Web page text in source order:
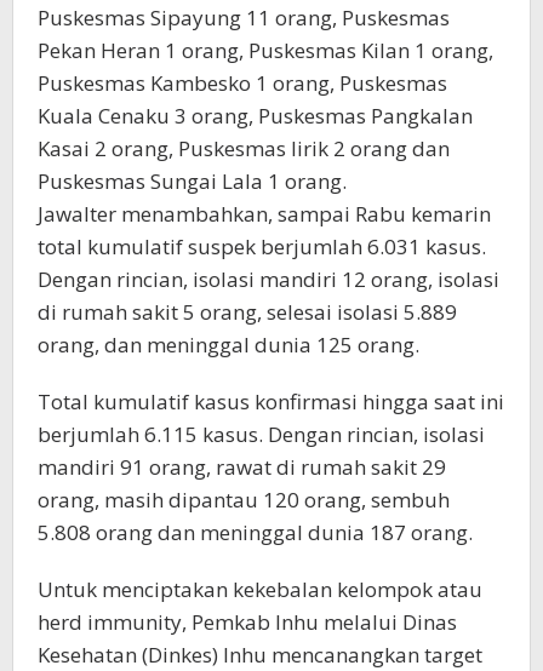
Puskesmas Sipayung 11 orang, Puskesmas
Pekan Heran 1 orang, Puskesmas Kilan 1 orang,
Puskesmas Kambesko 1 orang, Puskesmas
Kuala Cenaku 3 orang, Puskesmas Pangkalan
Kasai 2 orang, Puskesmas lirik 2 orang dan
Puskesmas Sungai Lala 1 orang.
Jawalter menambahkan, sampai Rabu kemarin
total kumulatif suspek berjumlah 6.031 kasus.
Dengan rincian, isolasi mandiri 12 orang, isolasi
di rumah sakit 5 orang, selesai isolasi 5.889
orang, dan meninggal dunia 125 orang.
Total kumulatif kasus konfirmasi hingga saat ini
berjumlah 6.115 kasus. Dengan rincian, isolasi
mandiri 91 orang, rawat di rumah sakit 29
orang, masih dipantau 120 orang, sembuh
5.808 orang dan meninggal dunia 187 orang.
Untuk menciptakan kekebalan kelompok atau
herd immunity, Pemkab Inhu melalui Dinas
Kesehatan (Dinkes) Inhu mencanangkan target